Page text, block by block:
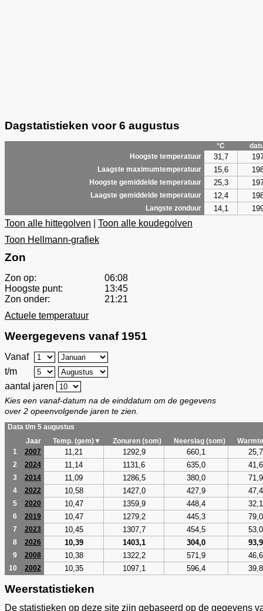
Dagstatistieken voor 6 augustus
°C
Hoogste temperatuur
31,7
Laagste maximumtemperatuur 15,6
Hoogste gemiddelde temperatuur 25,3
Laagste gemiddelde temperatuur 12,4
Langste zonduur 14,1
Toon alle hittegolven
Toon alle koudegolven
Toon Hellmann-grafiek
Zon
Zon op:
06:08
Hoogste punt:
13:45
Zon onder:
21:21
Actuele temperatuur
Weergegevens vanaf 1951
Vanaf
t/m
aantal jaren
Kies een vanaf-datum na de einddatum om de gegevens
over 2 opeenvolgende jaren te zien.
Data t/m 5 augustus
Jaar
Temp. (gem)▼ Zonuren (som) Neerslag (som)
1
2007 11,21 1292,9 660,1 25,7
2 2024 11,14 1131,6 635,0 41,6
3 2014 11,09 1286,5 380,0 71,9
4 2022 10,58 1427,0 427,9 47,4
5 2020 10,47 1359,9 448,4 32,1
6 2019 10,47 1279,2 445,3 79,0
7 2023 10,45 1307,7 454,5 53,0
8 2026 10,39 1403,1 304,0 93,9
9 2008 10,38 1322,2 571,9 46,6
10 2002 10,35 1097,1 596,4 39,8
Weerstatistieken
De statistieken op deze site zijn gebaseerd op de gegevens